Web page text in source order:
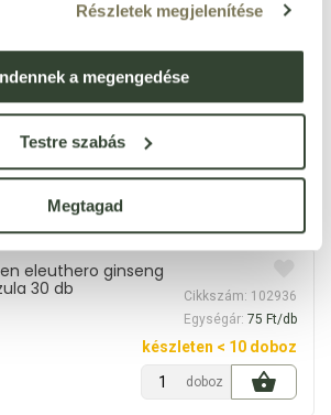
Részletek megjelenítése
a megengedése
Testre szabás
Megtagad
doboz
panax ginseng
ampulla 10x10ml
Cikkszám: 13412
készleten
eleuthero ginseng
30 db
Cikkszám: 102936
Egységár: 75 Ft/db
készleten < 10 doboz
doboz